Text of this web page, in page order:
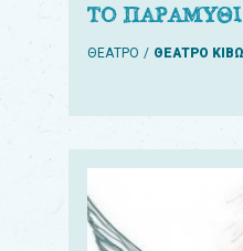
ΤΟ
ΘΕΑΤΡΟ ΘΕΑΤΡΟ